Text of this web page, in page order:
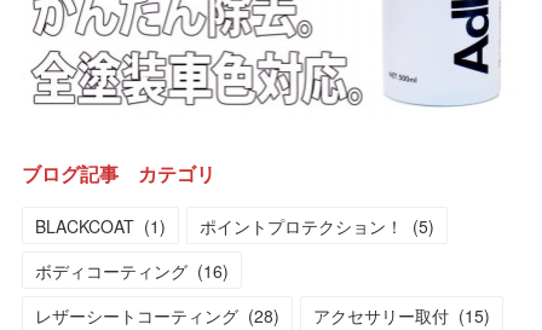
ブログ記事 カテゴリ
BLACKCOAT (1) ポイントプロテクション！ (5)
ボディコーティング (16)
レザーシートコーティング (28) アクセサリー取付 (15)